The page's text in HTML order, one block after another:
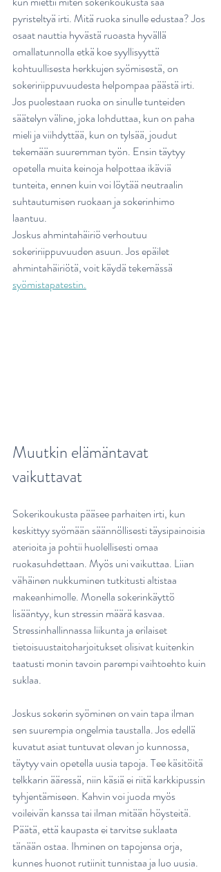
pyristeltyä irti. Mitä ruoka sinulle edustaa? Jos
osaat nauttia hyvästä ruoasta hyvällä
omallatunnolla etkä koe syyllisyyttä
kohtuullisesta herkkujen syömisestä, on
sokeririippuvuudesta helpompaa päästä irti.
Jos puolestaan ruoka on sinulle tunteiden
säätelyn väline, joka lohduttaa, kun on paha
mieli ja viihdyttää, kun on tylsää, joudut
tekemään suuremman työn. Ensin täytyy
opetella muita keinoja helpottaa ikäviä
tunteita, ennen kuin voi löytää neutraalin
suhtautumisen ruokaan ja sokerinhimo
laantuu.
Joskus ahmintahäiriö verhoutuu
sokeririippuvuuden asuun. Jos epäilet
ahmintahäiriötä, voit käydä tekemässä
syömistapatestin.
Muutkin elämäntavat
vaikuttavat
Sokerikoukusta pääsee parhaiten irti, kun
keskittyy syömään säännöllisesti täysipainoisia
aterioita ja pohtii huolellisesti omaa
ruokasuhdettaan. Myös uni vaikuttaa. Liian
vähäinen nukkuminen tutkitusti altistaa
makeanhimolle. Monella sokerinkäyttö
lisääntyy, kun stressin määrä kasvaa.
Stressinhallinnassa liikunta ja erilaiset
tietoisuustaitoharjoitukset olisivat kuitenkin
taatusti monin tavoin parempi vaihtoehto kuin
suklaa.
Joskus sokerin syöminen on vain tapa ilman
sen suurempia ongelmia taustalla. Jos edellä
kuvatut asiat tuntuvat olevan jo kunnossa,
täytyy vain opetella uusia tapoja. Tee käsitöitä
telkkarin ääressä, niin käsiä ei riitä karkkipussin
tyhjentämiseen. Kahvin voi juoda myös
voileivän kanssa tai ilman mitään höysteitä.
Päätä, että kaupasta ei tarvitse suklaata
tänään ostaa. Ihminen on tapojensa orja,
kunnes huonot rutiinit tunnistaa ja luo uusia.